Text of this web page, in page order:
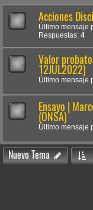
Acciones
Último mensaje
Respuestas: 4
Valor
12JUL2022)
Último mensaje
Ensayo |
(ONSA)
Último mensaje
Nuevo Tema